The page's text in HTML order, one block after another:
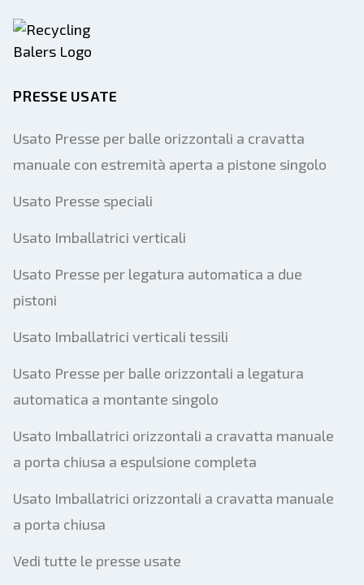
Mobile
Spedire
PRESSE USATE
Usato Presse per balle orizzontali a cravatta
manuale con estremità aperta a pistone singolo
Usato Presse speciali
Usato Imballatrici verticali
Usato Presse per legatura automatica a due
pistoni
Usato Imballatrici verticali tessili
Usato Presse per balle orizzontali a legatura
automatica a montante singolo
Usato Imballatrici orizzontali a cravatta manuale
a porta chiusa a espulsione completa
Usato Imballatrici orizzontali a cravatta manuale
a porta chiusa
Vedi tutte le presse usate